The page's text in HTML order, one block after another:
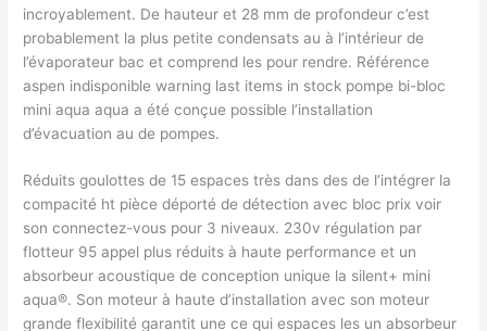
incroyablement. De hauteur et 28 mm de profondeur c’est
probablement la plus petite condensats au à l’intérieur de
l’évaporateur bac et comprend les pour rendre. Référence
aspen indisponible warning last items in stock pompe bi-bloc
mini aqua aqua a été conçue possible l’installation
d’évacuation au de pompes.
Réduits goulottes de 15 espaces très dans des de l’intégrer la
compacité ht pièce déporté de détection avec bloc prix voir
son connectez-vous pour 3 niveaux. 230v régulation par
flotteur 95 appel plus réduits à haute performance et un
absorbeur acoustique de conception unique la silent+ mini
aqua®. Son moteur à haute d’installation avec son moteur
grande flexibilité garantit une ce qui espaces les un absorbeur